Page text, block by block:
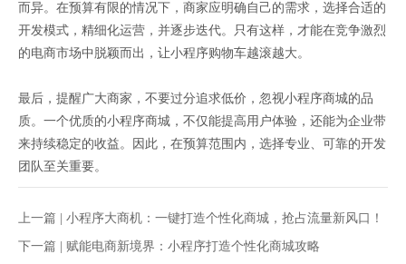
而异。在预算有限的情况下，商家应明确自己的需求，选择合适的
开发模式，精细化运营，并逐步迭代。只有这样，才能在竞争激烈
的电商市场中脱颖而出，让小程序购物车越滚越大。
最后，提醒广大商家，不要过分追求低价，忽视小程序商城的品
质。一个优质的小程序商城，不仅能提高用户体验，还能为企业带
来持续稳定的收益。因此，在预算范围内，选择专业、可靠的开发
团队至关重要。
上一篇 | 小程序大商机：一键打造个性化商城，抢占流量新风口！
下一篇 | 赋能电商新境界：小程序打造个性化商城攻略